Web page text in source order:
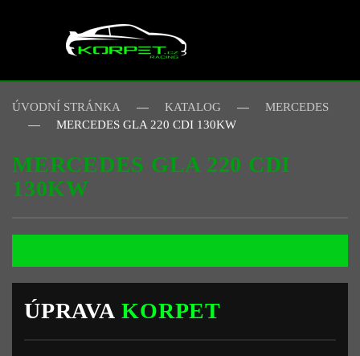
Skip to main content
ÚVODNÍ STRÁNKA KATALOG
MERCEDES
MERCEDES GLA 220 CDI 130KW
MERCEDES GLA 220 CDI
130KW
ÚPRAVAKORPET